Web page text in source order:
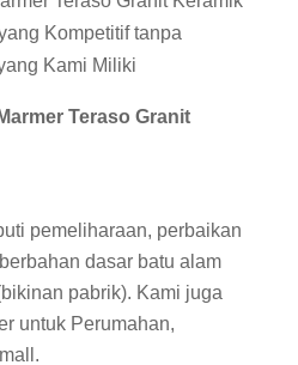
Kompetitif tanpa
Kami Miliki
Teraso Granit
pemeliharaan, perbaikan
dasar batu alam
pabrik). Kami juga
untuk Perumahan,